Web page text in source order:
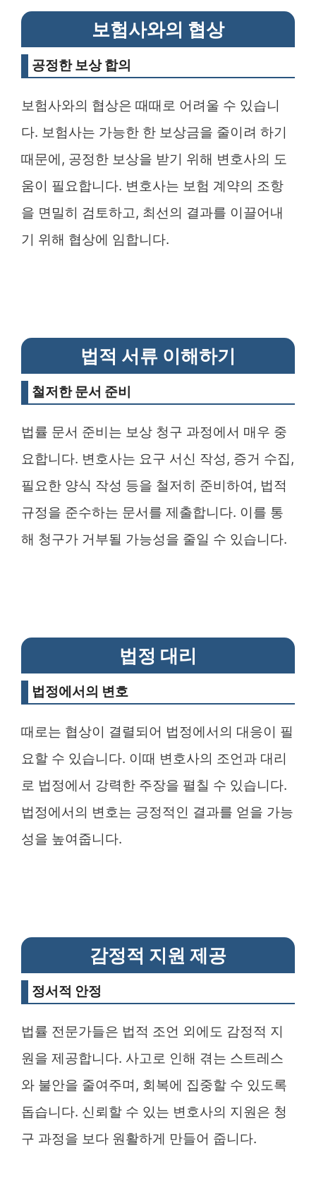
보험사와의 협상
공정한 보상 합의
보험사와의 협상은 때때로 어려울 수 있습니
다. 보험사는 가능한 한 보상금을 줄이려 하기
때문에, 공정한 보상을 받기 위해 변호사의 도
움이 필요합니다. 변호사는 보험 계약의 조항
을 면밀히 검토하고, 최선의 결과를 이끌어내
기 위해 협상에 임합니다.
법적 서류 이해하기
철저한 문서 준비
법률 문서 준비는 보상 청구 과정에서 매우 중
요합니다. 변호사는 요구 서신 작성, 증거 수집,
필요한 양식 작성 등을 철저히 준비하여, 법적
규정을 준수하는 문서를 제출합니다. 이를 통
해 청구가 거부될 가능성을 줄일 수 있습니다.
법정 대리
법정에서의 변호
때로는 협상이 결렬되어 법정에서의 대응이 필
요할 수 있습니다. 이때 변호사의 조언과 대리
로 법정에서 강력한 주장을 펼칠 수 있습니다.
법정에서의 변호는 긍정적인 결과를 얻을 가능
성을 높여줍니다.
감정적 지원 제공
정서적 안정
법률 전문가들은 법적 조언 외에도 감정적 지
원을 제공합니다. 사고로 인해 겪는 스트레스
와 불안을 줄여주며, 회복에 집중할 수 있도록
돕습니다. 신뢰할 수 있는 변호사의 지원은 청
구 과정을 보다 원활하게 만들어 줍니다.